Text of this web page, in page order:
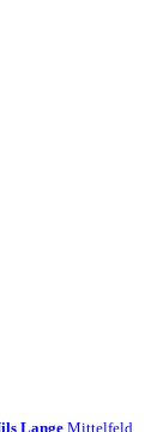
Lange Mittelfeld